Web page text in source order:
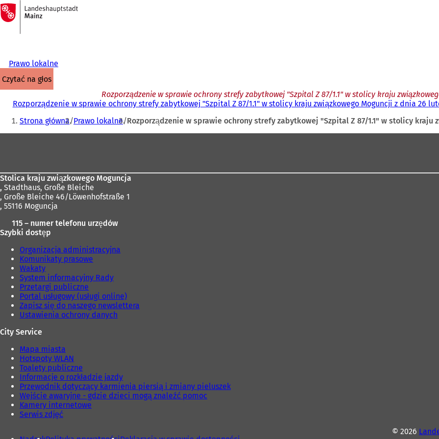
Przejdź do treści
Do
strony
głównej
Prawo lokalne
czytać na głos
Rozporządzenie w sprawie ochrony strefy zabytkowej "Szpital Z 87/1.1" w stolicy kraju
Rozporządzenie w sprawie ochrony strefy zabytkowej "Szpital Z 87/1.1" w stolicy kraju związkowego Moguncji z dnia 26
Jesteś
tutaj:
Strona główna Prawo lokalne Rozporządzenie w sprawie ochrony strefy zabytkowej "Szpital Z 87/1.1" w stolicy kraju
Stolica kraju związkowego Moguncja
, Stadthaus, Große Bleiche
, Große Bleiche 46/Löwenhofstraße 1
, 55116 Moguncja
115 – numer telefonu urzędów
Szybki dostęp
Organizacja administracyjna
Komunikaty prasowe
Wakaty
System informacyjny Rady
Przetargi publiczne
Portal usługowy (usługi online)
Zapisz się do naszego newslettera
Ustawienia ochrony danych
City Service
Mapa miasta
Hotspoty WLAN
Toalety publiczne
Informacje o rozkładzie jazdy
Przewodnik dotyczący karmienia piersią i zmiany pieluszek
Wejście awaryjne - gdzie dzieci mogą znaleźć pomoc
Kamery internetowe
Serwis zdjęć
© 2026